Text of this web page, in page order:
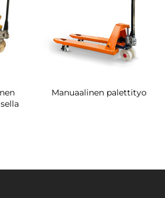
Manuaalinen palettityo